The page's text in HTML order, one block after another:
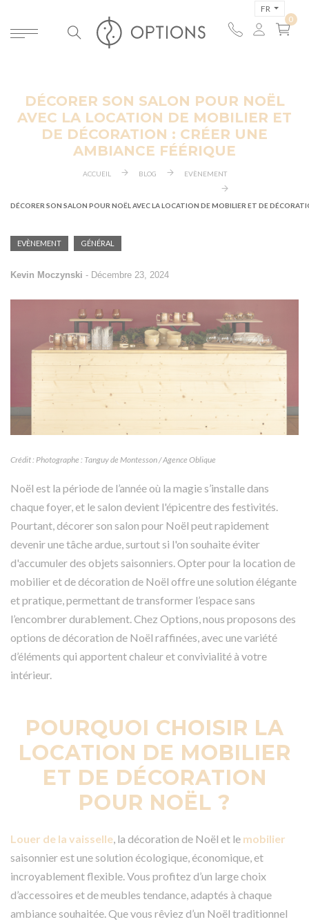
FR
DÉCORER SON SALON POUR NOËL
AVEC LA LOCATION DE MOBILIER ET
DE DÉCORATION : CRÉER UNE
AMBIANCE FÉÉRIQUE
ACCUEIL BLOG EVÈNEMENT
DÉCORER SON SALON POUR NOËL AVEC LA LOCATION DE MOBILIER ET DE
EVÈNEMENT GÉNÉRAL
Kevin Moczynski - Décembre 23, 2024
Crédit : Photographe : Tanguy de Montesson / Agence Oblique
Noël est la période de l’année où la magie s’installe dans
chaque foyer, et le salon devient l'épicentre des festivités.
Pourtant, décorer son salon pour Noël peut rapidement
devenir une tâche ardue, surtout si l'on souhaite éviter
d'accumuler des objets saisonniers. Opter pour la location de
mobilier et de décoration de Noël offre une solution élégante
et pratique, permettant de transformer l’espace sans
l’encombrer durablement. Chez Options, nous proposons des
options de décoration de Noël raffinées, avec une variété
d’éléments qui apportent chaleur et convivialité à votre
intérieur.
POURQUOI CHOISIR LA
LOCATION DE MOBILIER
ET DE DÉCORATION
POUR NOËL ?
Louer de la vaisselle , la décoration de Noël et le mobilier
saisonnier est une solution écologique, économique, et
incroyablement flexible. Vous profitez d’un large choix
d’accessoires et de meubles tendance, adaptés à chaque
ambiance souhaitée. Que vous rêviez d’un Noël traditionnel